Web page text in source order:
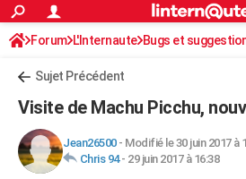
ACTUALITÉS
Politique
Société
Faits Divers
Education
Monde
Villes
+
FINANCE
Retraite
Impôts
Epargne
Immobilier
Risques naturels par ville
Banque
Assurance
Crédit
AUTO
S'inscrire
Connexion
Forum L'Internaute Bugs et
Sujet Précédent
Visite de Machu Picchu,
Jean26500- Modifié le 30 juin 2017 à
Chris 94- 29 juin 2017 à 16:38